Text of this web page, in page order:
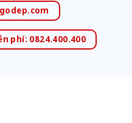
phí: 0824.400.400